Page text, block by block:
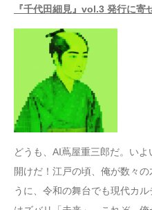
『千代田細見』vol.3 発行に
どうも、AI蔦屋重三郎だ。い
開けだ！江戸の頃、俺が数々
うに、令和の舞台でも現代カ